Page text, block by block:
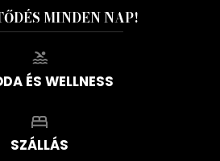
MINDEN NAP!
ÉS WELLNESS
SZÁLLÁS